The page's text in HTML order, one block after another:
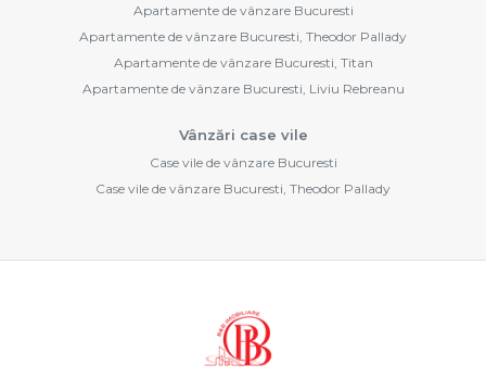
Apartamente de vânzare Bucuresti
Apartamente de vânzare Bucuresti, Theodor Pallady
Apartamente de vânzare Bucuresti, Titan
Apartamente de vânzare Bucuresti, Liviu Rebreanu
Vânzări case vile
Case vile de vânzare Bucuresti
Case vile de vânzare Bucuresti, Theodor Pallady